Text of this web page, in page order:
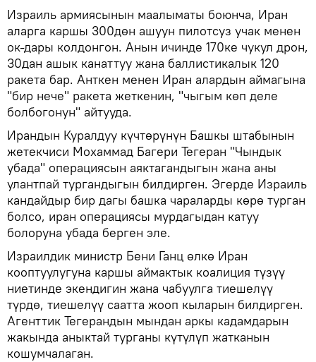
Израиль армиясынын маалыматы боюнча, Иран
аларга каршы 300дөн ашуун пилотсуз учак менен
ок-дары колдонгон. Анын ичинде 170ке чукул дрон,
30дан ашык канаттуу жана баллистикалык 120
ракета бар. Анткен менен Иран алардын аймагына
"бир нече" ракета жеткенин, "чыгым көп деле
болбогонун" айтууда.
Ирандын Куралдуу күчтөрүнүн Башкы штабынын
жетекчиси Мохаммад Багери Тегеран "Чындык
убада" операциясын аяктагандыгын жана аны
улантпай тургандыгын билдирген. Эгерде Израиль
кандайдыр бир дагы башка чараларды көрө турган
болсо, иран операциясы мурдагыдан катуу
болоруна убада берген эле.
Израилдик министр Бени Ганц өлкө Иран
кооптуулугуна каршы аймактык коалиция түзүү
ниетинде экендигин жана чабуулга тиешелүү
түрдө, тиешелүү саатта жооп кыларын билдирген.
Агенттик Тегерандын мындан аркы кадамдарын
жакында аныктай турганы күтүлүп жатканын
кошумчалаган.